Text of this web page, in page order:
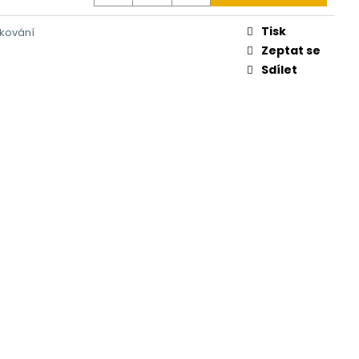
Tisk
Zeptat se
Sdílet
- RÁMOVÝ DÍL